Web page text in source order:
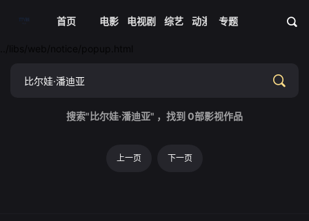
首页 电影 电视剧 综艺 动漫 短剧大全 资
专题
搜索"比尔娃·潘迪亚" ，找到 0部影视作品
上一页 下一页